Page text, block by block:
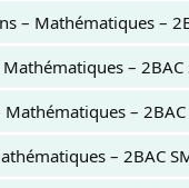
– Mathématiques –
– 2BAC
– 2BAC
– 2BAC